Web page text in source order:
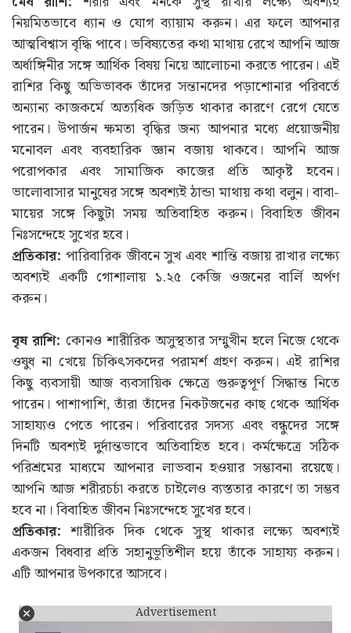
নিয়মিতভাবে ধ্যান ও যোগ ব্যায়াম করুন। এর ফলে আপনার
আত্মবিশ্বাস বৃদ্ধি পাবে। ভবিষ্যতের কথা মাথায় রেখে আপনি আজ
অর্ধাঙ্গিনীর সঙ্গে আর্থিক বিষয় নিয়ে আলোচনা করতে পারেন। এই
রাশির কিছু অভিভাবক তাঁদের সন্তানদের পড়াশোনার পরিবর্তে
অন্যান্য কাজকর্মে অত্যধিক জড়িত থাকার কারণে রেগে যেতে
পারেন। উপার্জন ক্ষমতা বৃদ্ধির জন্য আপনার মধ্যে প্রয়োজনীয়
মনোবল এবং ব্যবহারিক জ্ঞান বজায় থাকবে। আপনি আজ
পরোপকার এবং সামাজিক কাজের প্রতি আকৃষ্ট হবেন।
ভালোবাসার মানুষের সঙ্গে অবশ্যই ঠান্ডা মাথায় কথা বলুন। বাবা-
মায়ের সঙ্গে কিছুটা সময় অতিবাহিত করুন। বিবাহিত জীবন
নিঃসন্দেহে সুখের হবে।
প্রতিকার: পারিবারিক জীবনে সুখ এবং শান্তি বজায় রাখার লক্ষ্যে
অবশ্যই একটি গোশালায় ১.২৫ কেজি ওজনের বার্লি অর্পণ
করুন।
বৃষ রাশি: কোনও শারীরিক অসুস্থতার সম্মুখীন হলে নিজে থেকে
ওষুধ না খেয়ে চিকিৎসকদের পরামর্শ গ্রহণ করুন। এই রাশির
কিছু ব্যবসায়ী আজ ব্যবসায়িক ক্ষেত্রে গুরুত্বপূর্ণ সিদ্ধান্ত নিতে
পারেন। পাশাপাশি, তাঁরা তাঁদের নিকটজনের কাছ থেকে আর্থিক
সাহায্যও পেতে পারেন। পরিবারের সদস্য এবং বন্ধুদের সঙ্গে
দিনটি অবশ্যই দুর্দান্তভাবে অতিবাহিত হবে। কর্মক্ষেত্রে সঠিক
পরিশ্রমের মাধ্যমে আপনার লাভবান হওয়ার সম্ভাবনা রয়েছে।
আপনি আজ শরীরচর্চা করতে চাইলেও ব্যস্ততার কারণে তা সম্ভব
হবে না। বিবাহিত জীবন নিঃসন্দেহে সুখের হবে।
প্রতিকার: শারীরিক দিক থেকে সুস্থ থাকার লক্ষ্যে অবশ্যই
একজন বিধবার প্রতি সহানুভূতিশীল হয়ে তাঁকে সাহায্য করুন।
এটি আপনার উপকারে আসবে।
Advertisement